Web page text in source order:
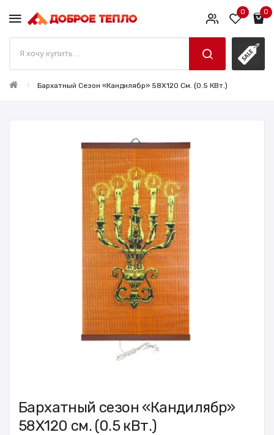
0 0
Бархатный Сезон «Кандилябр» 58X120 См. (0.5 КВт.)
Бархатный сезон «Кандилябр»
58X120 см. (0.5 кВт.)